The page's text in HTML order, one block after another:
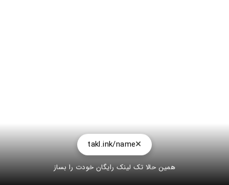
takl.ink/name
همین حالا تک لینک رایگان خودت را بساز